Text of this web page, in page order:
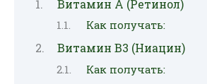
Витамин А (Ретинол)
Как получать:
Витамин В3 (Ниацин)
Как получать: